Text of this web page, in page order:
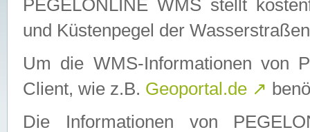
PEGELONLINE WMS stellt
und Küstenpegel der
Um die WMS-Informationen von
Client, wie z.B. Geoportal.de ↗
Die Informationen von